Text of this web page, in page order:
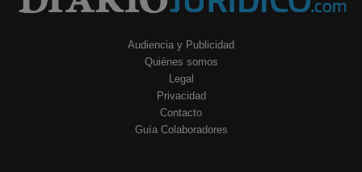
Audiencia y Publicidad
Quiénes somos
Legal
Privacidad
Contacto
Guía Colaboradores